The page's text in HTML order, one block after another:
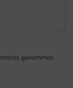
genommen.